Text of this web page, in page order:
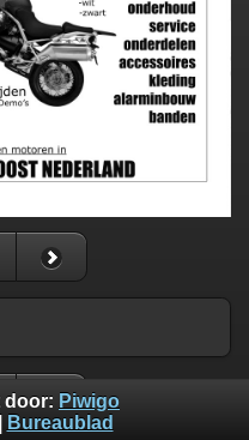
door: Piwigo
Bureaublad